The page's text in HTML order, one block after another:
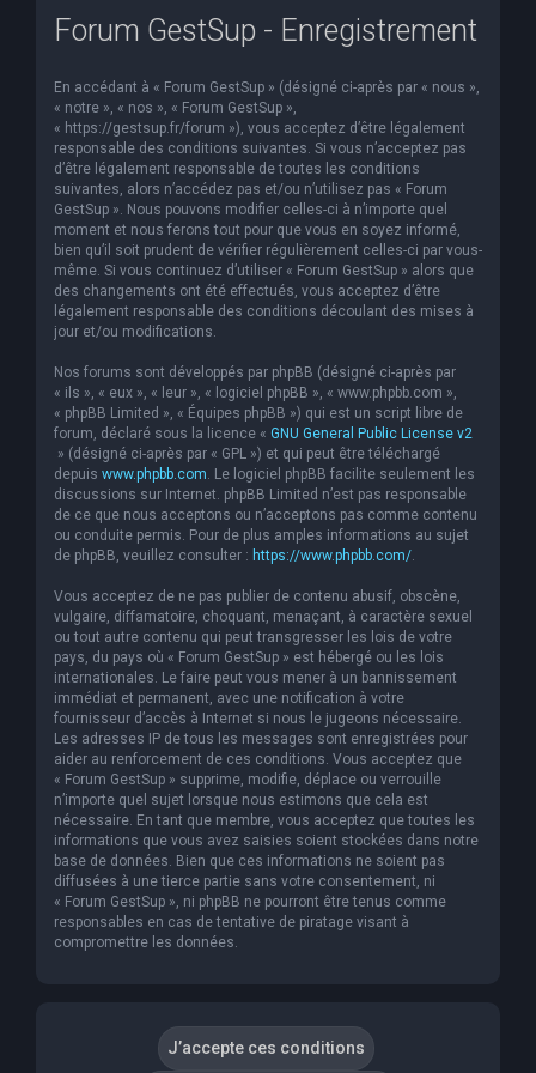
Forum GestSup - Enregistrement
En accédant à « Forum GestSup » (désigné ci-après par « nous »,
« notre », « nos », « Forum GestSup »,
« https://gestsup.fr/forum »), vous acceptez d’être légalement
responsable des conditions suivantes. Si vous n’acceptez pas
d’être légalement responsable de toutes les conditions
suivantes, alors n’accédez pas et/ou n’utilisez pas « Forum
GestSup ». Nous pouvons modifier celles-ci à n’importe quel
moment et nous ferons tout pour que vous en soyez informé,
bien qu’il soit prudent de vérifier régulièrement celles-ci par vous-
même. Si vous continuez d’utiliser « Forum GestSup » alors que
des changements ont été effectués, vous acceptez d’être
légalement responsable des conditions découlant des mises à
jour et/ou modifications.
Nos forums sont développés par phpBB (désigné ci-après par
« ils », « eux », « leur », « logiciel phpBB », « www.phpbb.com »,
« phpBB Limited », « Équipes phpBB ») qui est un script libre de
forum, déclaré sous la licence « GNU General Public License v2
» (désigné ci-après par « GPL ») et qui peut être téléchargé
depuis www.phpbb.com. Le logiciel phpBB facilite seulement les
discussions sur Internet. phpBB Limited n’est pas responsable
de ce que nous acceptons ou n’acceptons pas comme contenu
ou conduite permis. Pour de plus amples informations au sujet
de phpBB, veuillez consulter : https://www.phpbb.com/.
Vous acceptez de ne pas publier de contenu abusif, obscène,
vulgaire, diffamatoire, choquant, menaçant, à caractère sexuel
ou tout autre contenu qui peut transgresser les lois de votre
pays, du pays où « Forum GestSup » est hébergé ou les lois
internationales. Le faire peut vous mener à un bannissement
immédiat et permanent, avec une notification à votre
fournisseur d’accès à Internet si nous le jugeons nécessaire.
Les adresses IP de tous les messages sont enregistrées pour
aider au renforcement de ces conditions. Vous acceptez que
« Forum GestSup » supprime, modifie, déplace ou verrouille
n’importe quel sujet lorsque nous estimons que cela est
nécessaire. En tant que membre, vous acceptez que toutes les
informations que vous avez saisies soient stockées dans notre
base de données. Bien que ces informations ne soient pas
diffusées à une tierce partie sans votre consentement, ni
« Forum GestSup », ni phpBB ne pourront être tenus comme
responsables en cas de tentative de piratage visant à
compromettre les données.